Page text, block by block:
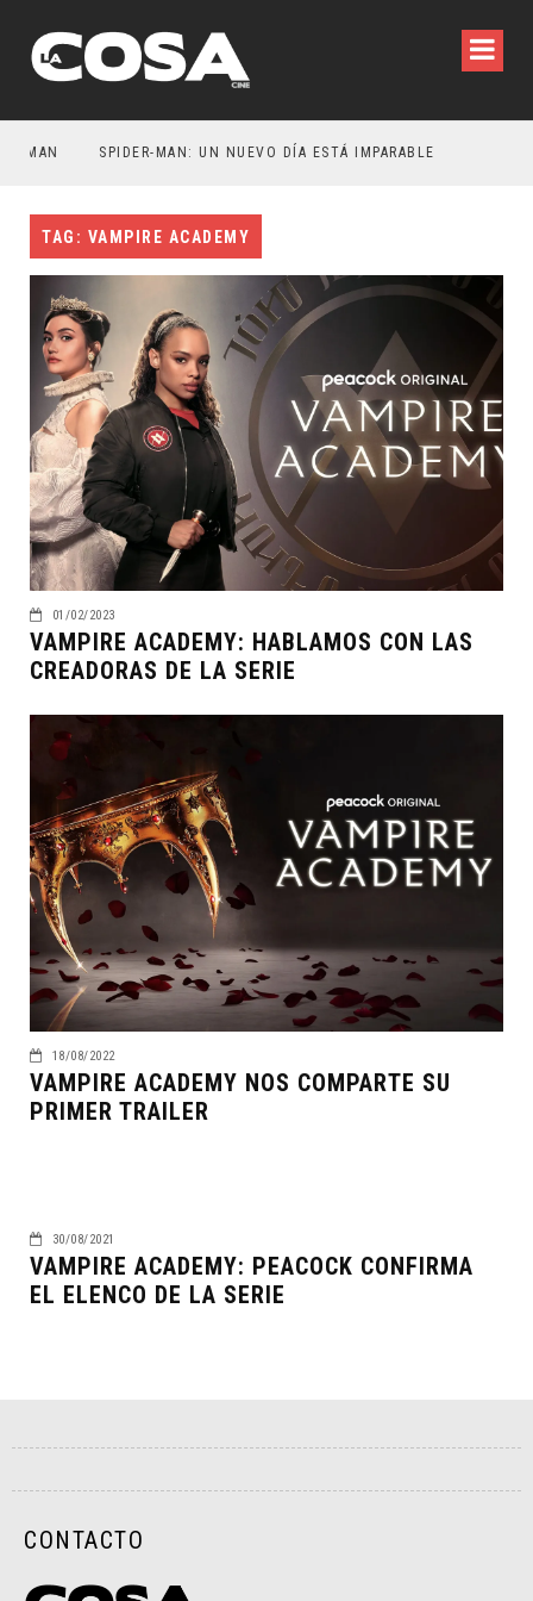
SPIDER-MAN: UN NUEVO DÍA ESTÁ IMPARABLE
TAG: VAMPIRE ACADEMY
01/02/2023
VAMPIRE ACADEMY: HABLAMOS CON LAS
CREADORAS DE LA SERIE
18/08/2022
VAMPIRE ACADEMY NOS COMPARTE SU
PRIMER TRAILER
30/08/2021
VAMPIRE ACADEMY: PEACOCK CONFIRMA
EL ELENCO DE LA SERIE
CONTACTO